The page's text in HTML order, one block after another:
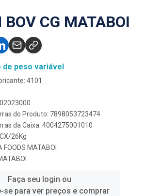
BOV CG MATABOI
de peso variável
4101
do Produto: 7898053723474
da Caixa: 4004275001010
26Kg
FOODS MATABOI
Faça seu login ou
se para ver preços e comprar